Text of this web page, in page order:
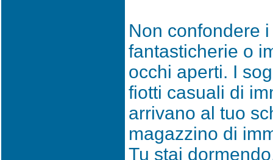
Non confondere
fantasticherie o
occhi aperti. I
fiotti casuali di
arrivano al tuo
magazzino di
Tu stai